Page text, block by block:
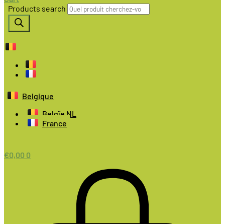
Products search
Belgique
Belgïe NL
France
€0,00 0